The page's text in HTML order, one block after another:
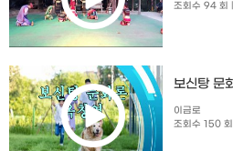
조회수 94 회
보신탕 문
이금로
조회수 150 회